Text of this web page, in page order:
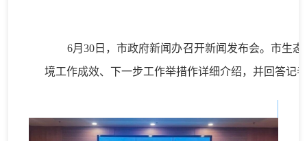
6月30日，市政府新闻办召开新闻发布会。市生态
境工作成效、下一步工作举措作详细介绍，并回答记